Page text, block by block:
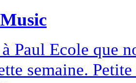
Paul Ecole que
semaine.